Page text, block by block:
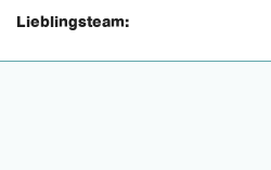
Lieblingsteam: